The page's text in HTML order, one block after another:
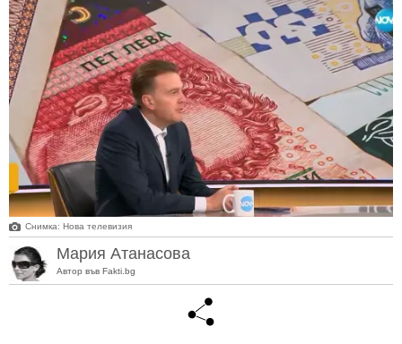
Снимка: Нова телевизия
Мария Атанасова
Автор във Fakti.bg